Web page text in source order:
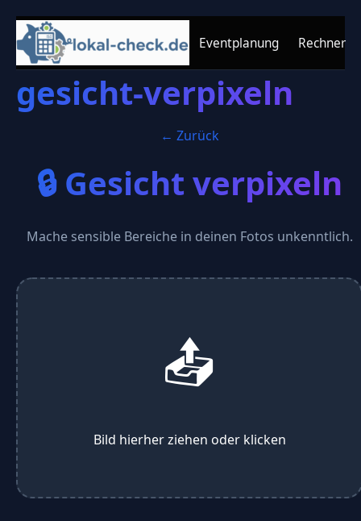
Eventplanung Rechner
gesicht-verpixeln
← Zurück
🔒 Gesicht verpixeln
Mache sensible Bereiche in deinen Fotos unkenntlich.
📤
Bild hierher ziehen oder klicken